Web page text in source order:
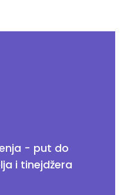
- put do
i tinejdžera